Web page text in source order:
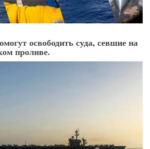
освободить суда, севшие на
проливе.